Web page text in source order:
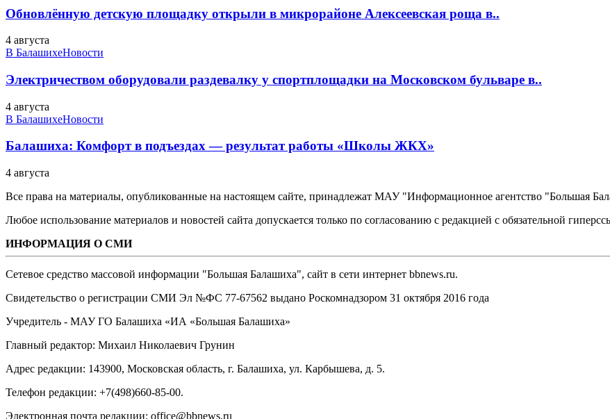
Обновлённую детскую площадку открыли в микрорайоне Алексеевская роща в..
4 августа
В БалашихеНовости
Электричеством оборудовали раздевалку у спортплощадки на Московском бульваре в..
4 августа
В БалашихеНовости
Балашиха: Комфорт в подъездах — результат работы «Школы ЖКХ»
4 августа
Все права на материалы, опубликованные на настоящем сайте, принадлежат МАУ "Информационное агентство "Большая
Любое использование материалов и новостей сайта допускается только по согласованию с редакцией с обязательной
ИНФОРМАЦИЯ О СМИ
Сетевое средство массовой информации "Большая Балашиха", сайт в сети интернет bbnews.ru.
Свидетельство о регистрации СМИ Эл №ФС ‎77-67562 выдано Роскомнадзором 31 октября 2016 года
Учредитель - МАУ ГО Балашиха «ИА «Большая Балашиха»
Главный редактор: Михаил Николаевич Грунин
Адрес редакции: 143900, Московская область, г. Балашиха, ул. Карбышева, д. 5.
Телефон редакции: +7(498)660-85-00.
Электронная почта редакции: office@bbnews.ru